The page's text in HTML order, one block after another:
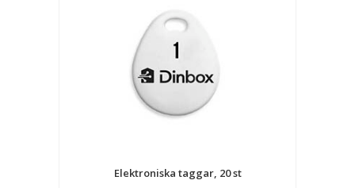
Elektroniska taggar, 20 st